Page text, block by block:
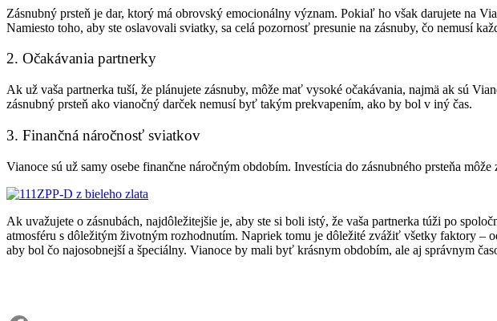
Zásnubný prsteň je dar, ktorý má obrovský emocionálny význam. Pokiaľ ho však darujete na
Namiesto toho, aby ste oslavovali sviatky, sa celá pozornosť presunie na zásnuby, čo nemusí
2. Očakávania partnerky
Ak už vaša partnerka tuší, že plánujete zásnuby, môže mať vysoké očakávania, najmä ak sú
zásnubný prsteň ako vianočný darček nemusí byť takým prekvapením, ako by bol v iný čas.
3. Finančná náročnosť sviatkov
Vianoce sú už samy osebe finančne náročným obdobím. Investícia do zásnubného prsteňa
Ak uvažujete o zásnubách, najdôležitejšie je, aby ste si boli istý, že vaša partnerka túži po
atmosféru s dôležitým životným rozhodnutím. Napriek tomu je dôležité zvážiť všetky faktory –
aby bol čo najosobnejší a špeciálny. Vianoce by mali byť krásnym obdobím, ale aj správnym